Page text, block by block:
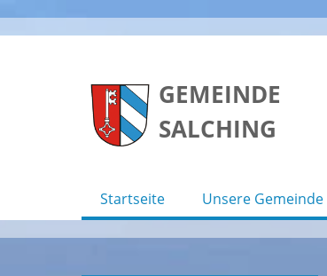
GEMEINDE
SALCHING
Startseite Unsere Gemeinde